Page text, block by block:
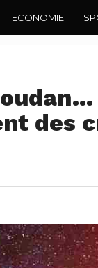
ECONOMIE
des